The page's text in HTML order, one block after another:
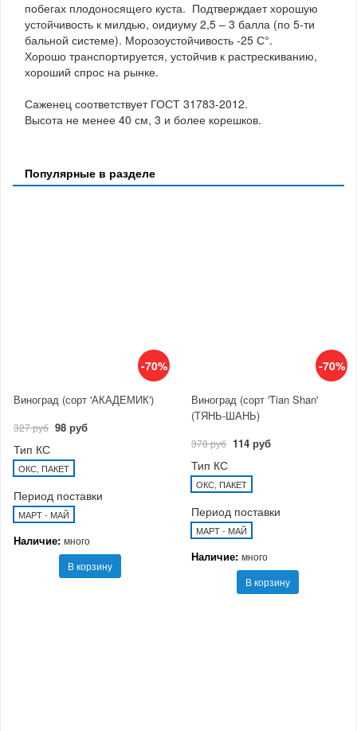
побегах плодоносящего куста. Подтверждает хорошую
устойчивость к милдью, оидиуму 2,5 – 3 балла (по 5-ти
бальной системе). Морозоустойчивость -25 С°.
Хорошо транспортируется, устойчив к растрескиванию,
хороший спрос на рынке.
Саженец соответствует ГОСТ 31783-2012.
Высота не менее 40 см, 3 и более корешков.
Популярные в разделе
-70%
Виноград (сорт 'АКАДЕМИК')
327 руб 98 руб
Тип КС
ОКС, ПАКЕТ
Период поставки
МАРТ - МАЙ
Наличие: много
В корзину
-70%
Виноград (сорт 'Tian Shan'
(ТЯНЬ-ШАНЬ)
378 руб 114 руб
Тип КС
ОКС, ПАКЕТ
Период поставки
МАРТ - МАЙ
Наличие: много
В корзину